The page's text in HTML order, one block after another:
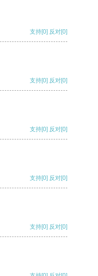
支持[0] 反对[0]
支持[0] 反对[0]
支持[0] 反对[0]
支持[0] 反对[0]
支持[0] 反对[0]